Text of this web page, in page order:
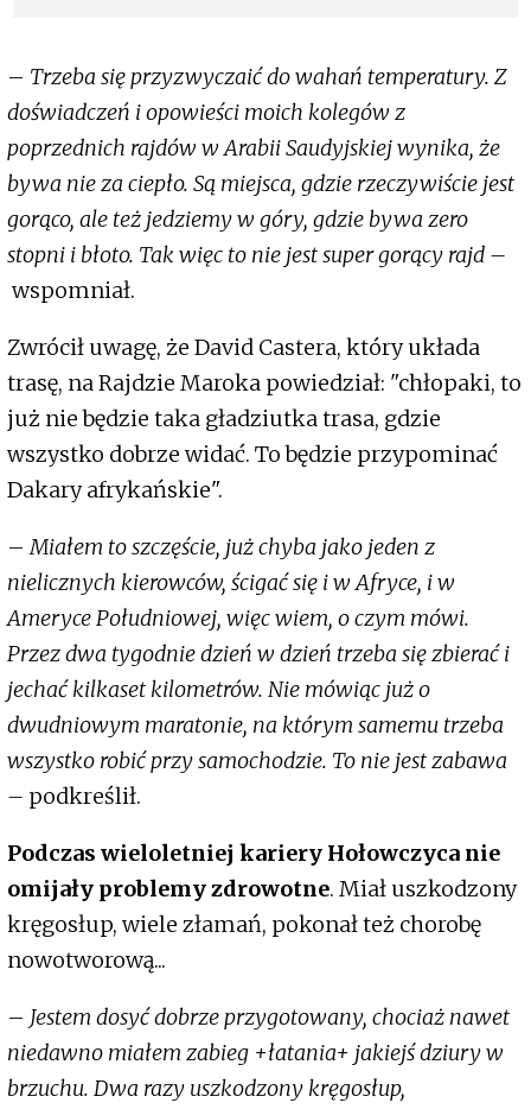
– Trzeba się przyzwyczaić do wahań temperatury. Z
doświadczeń i opowieści moich kolegów z
poprzednich rajdów w Arabii Saudyjskiej wynika, że
bywa nie za ciepło. Są miejsca, gdzie rzeczywiście jest
gorąco, ale też jedziemy w góry, gdzie bywa zero
stopni i błoto. Tak więc to nie jest super gorący rajd –
wspomniał.
Zwrócił uwagę, że David Castera, który układa
trasę, na Rajdzie Maroka powiedział: "chłopaki, to
już nie będzie taka gładziutka trasa, gdzie
wszystko dobrze widać. To będzie przypominać
Dakary afrykańskie".
–Miałem to szczęście, już chyba jako jeden z
nielicznych kierowców, ścigać się i w Afryce, i w
Ameryce Południowej, więc wiem, o czym mówi.
Przez dwa tygodnie dzień w dzień trzeba się zbierać i
jechać kilkaset kilometrów. Nie mówiąc już o
dwudniowym maratonie, na którym samemu trzeba
wszystko robić przy samochodzie. To nie jest zabawa
– podkreślił.
Podczas wieloletniej kariery Hołowczyca nie
omijały problemy zdrowotne. Miał uszkodzony
kręgosłup, wiele złamań, pokonał też chorobę
nowotworową...
– Jestem dosyć dobrze przygotowany, chociaż nawet
niedawno miałem zabieg +łatania+ jakiejś dziury w
brzuchu. Dwa razy uszkodzony kręgosłup,